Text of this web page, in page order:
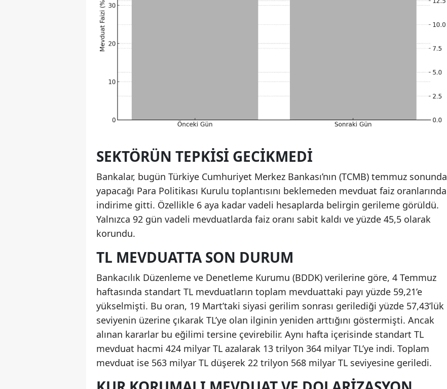
SEKTÖRÜN TEPKISI GECIKMEDI
Bankalar, bugün Türkiye Cumhuriyet Merkez Bankası’nın (TCMB) temmuz sonunda
yapacağı Para Politikası Kurulu toplantısını beklemeden mevduat faiz oranlarında
indirime gitti. Özellikle 6 aya kadar vadeli hesaplarda belirgin gerileme görüldü.
Yalnızca 92 gün vadeli mevduatlarda faiz oranı sabit kaldı ve yüzde 45,5 olarak
korundu.
TL MEVDUATTA SON DURUM
Bankacılık Düzenleme ve Denetleme Kurumu (BDDK) verilerine göre, 4 Temmuz
haftasında standart TL mevduatların toplam mevduattaki payı yüzde 59,21’e
yükselmişti. Bu oran, 19 Mart’taki siyasi gerilim sonrası gerilediği yüzde 57,43’lük
seviyenin üzerine çıkarak TL’ye olan ilginin yeniden arttığını göstermişti. Ancak
alınan kararlar bu eğilimi tersine çevirebilir. Aynı hafta içerisinde standart TL
mevduat hacmi 424 milyar TL azalarak 13 trilyon 364 milyar TL’ye indi. Toplam
mevduat ise 563 milyar TL düşerek 22 trilyon 568 milyar TL seviyesine geriledi.